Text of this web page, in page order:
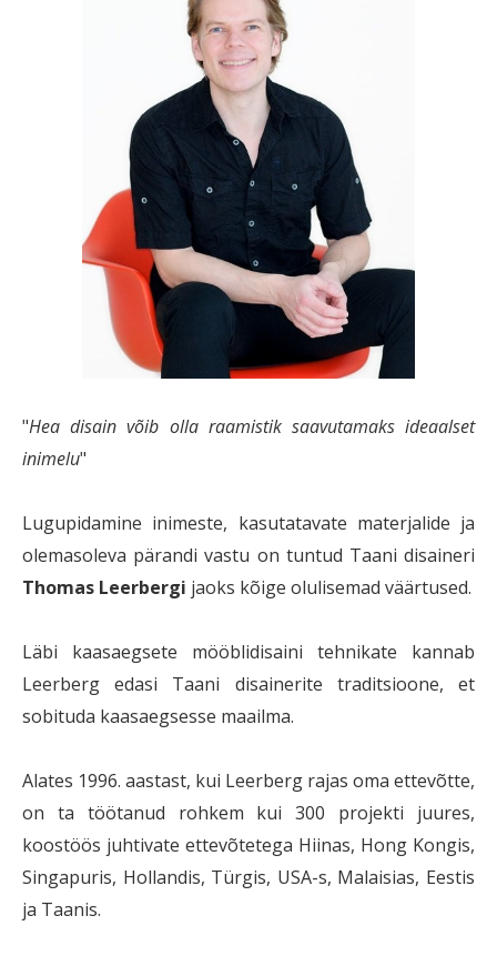
"Hea disain võib olla raamistik saavutamaks ideaalset
inimelu"
Lugupidamine inimeste, kasutatavate materjalide ja
olemasoleva pärandi vastu on tuntud Taani disaineri
Thomas Leerbergi jaoks kõige olulisemad väärtused.
Läbi kaasaegsete mööblidisaini tehnikate kannab
Leerberg edasi Taani disainerite traditsioone, et
sobituda kaasaegsesse maailma.
Alates 1996. aastast, kui Leerberg rajas oma ettevõtte,
on ta töötanud rohkem kui 300 projekti juures,
koostöös juhtivate ettevõtetega Hiinas, Hong Kongis,
Singapuris, Hollandis, Türgis, USA-s, Malaisias, Eestis
ja Taanis.